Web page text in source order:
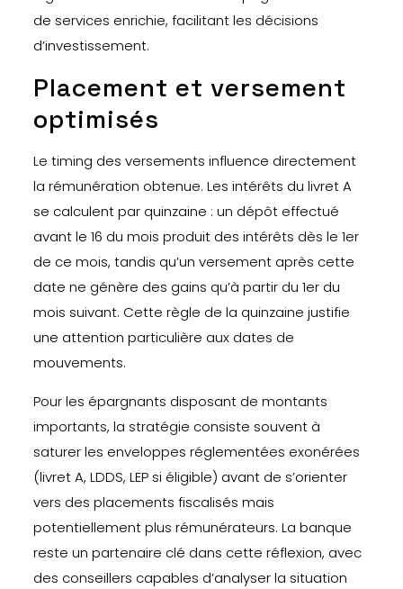
de services enrichie, facilitant les décisions
d’investissement.
Placement et versement
optimisés
Le timing des versements influence directement
la rémunération obtenue. Les intérêts du livret A
se calculent par quinzaine : un dépôt effectué
avant le 16 du mois produit des intérêts dès le 1er
de ce mois, tandis qu’un versement après cette
date ne génère des gains qu’à partir du 1er du
mois suivant. Cette règle de la quinzaine justifie
une attention particulière aux dates de
mouvements.
Pour les épargnants disposant de montants
importants, la stratégie consiste souvent à
saturer les enveloppes réglementées exonérées
(livret A, LDDS, LEP si éligible) avant de s’orienter
vers des placements fiscalisés mais
potentiellement plus rémunérateurs. La banque
reste un partenaire clé dans cette réflexion, avec
des conseillers capables d’analyser la situation